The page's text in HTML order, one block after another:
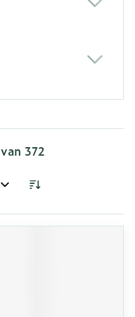
van 372